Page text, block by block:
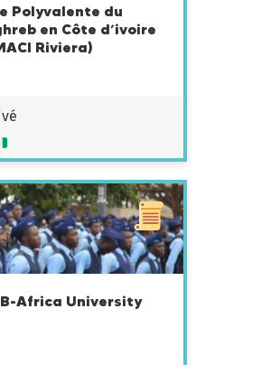
Polyvalente du
en Côte d’ivoire
Riviera)
Africa University